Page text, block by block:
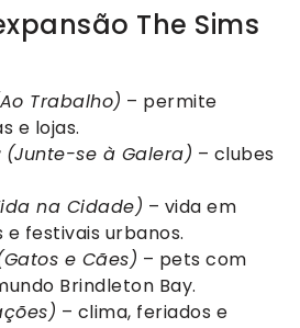
The Sims
Trabalho) – permite
e lojas.
(Junte-se à Galera) – clubes
na Cidade) – vida em
festivais urbanos.
e Cães) – pets com
Brindleton Bay.
– clima, feriados e